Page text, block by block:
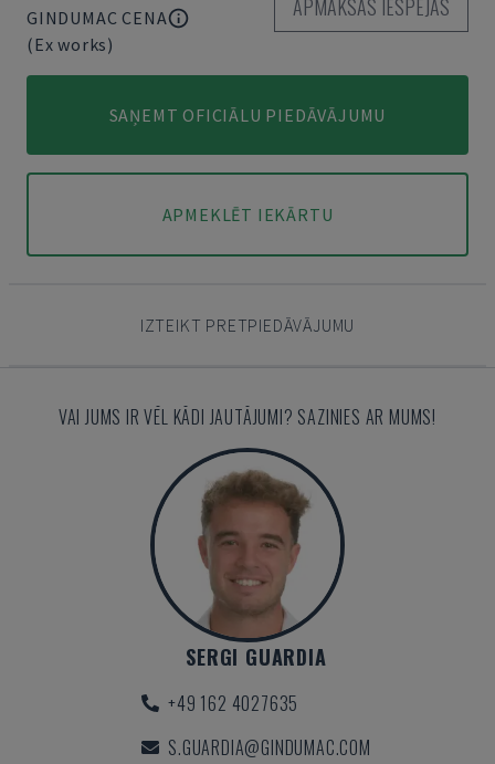
GINDUMAC CENA
(Ex works)
APMAKSAS IESPĒJAS
SAŅEMT OFICIĀLU PIEDĀVĀJUMU
APMEKLĒT IEKĀRTU
IZTEIKT PRETPIEDĀVĀJUMU
VAI JUMS IR VĒL KĀDI JAUTĀJUMI? SAZINIES AR MUMS!
SERGI GUARDIA
+49 162 4027635
S.GUARDIA@GINDUMAC.COM